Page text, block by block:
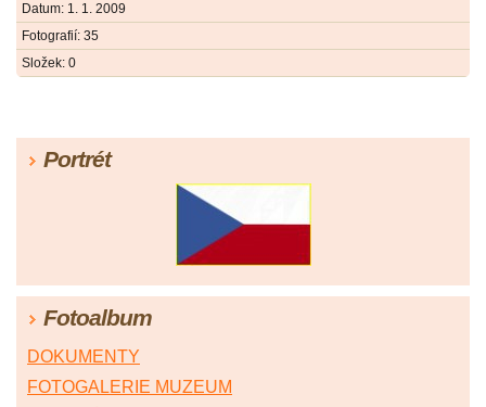
Datum: 1. 1. 2009
Fotografií: 35
Složek: 0
Portrét
Fotoalbum
DOKUMENTY
FOTOGALERIE MUZEUM